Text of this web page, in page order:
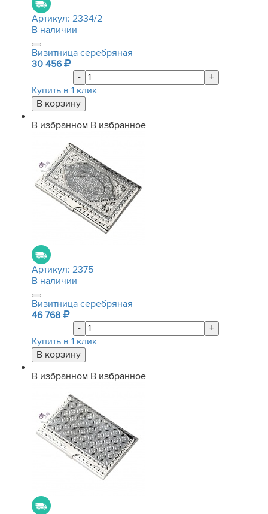
Артикул: 2334/2
В наличии
Визитница серебряная
30 456
-
+
Купить в 1 клик
В избранном В избранное
Артикул: 2375
В наличии
Визитница серебряная
46 768
-
+
Купить в 1 клик
В избранном В избранное